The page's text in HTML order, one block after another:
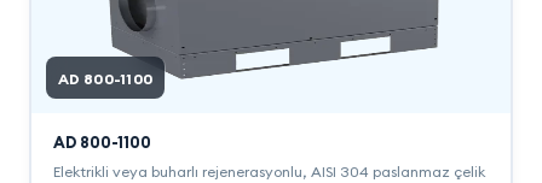
AD 800-1100
AD 800-1100
Elektrikli veya buharlı rejenerasyonlu, AISI 304 paslanmaz çelik